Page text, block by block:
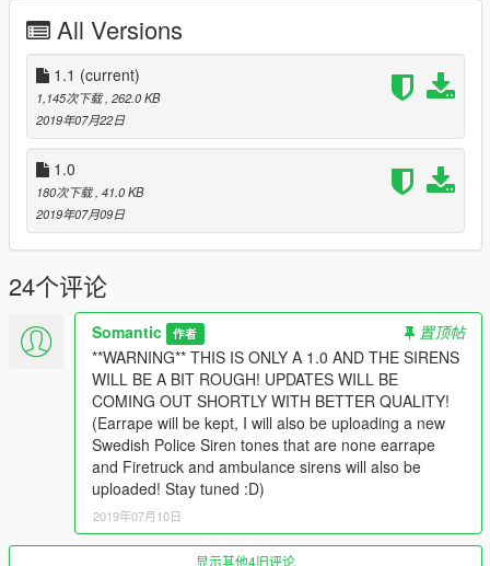
mods/x65/audio/sfx/resident.rpf
8. Start GTA 5 and enjoy!
IF THERE IS ANY PROBLEM WITH THE SIRENS CONTACT
ME
[!] MAKE BACKUPS BEFORE INSTALLING [!]
*DO NOT REUPLOAD ANY OF THE SOUNDS, SIRENS, FILES,
ETC WITHOUT MY PERMISSION!*
All Versions
1.1 (current)
1,145次下载, 262.0 KB
2019年07月22日
1.0
180次下载, 41.0 KB
2019年07月09日
24个评论
Somantic 作者
置顶帖
**WARNING** THIS IS ONLY A 1.0 AND THE SIRENS
WILL BE A BIT ROUGH! UPDATES WILL BE
COMING OUT SHORTLY WITH BETTER QUALITY!
(Earrape will be kept, I will also be uploading a new
Swedish Police Siren tones that are none earrape
and Firetruck and ambulance sirens will also be
uploaded! Stay tuned :D)
2019年07月10日
显示其他4旧评论